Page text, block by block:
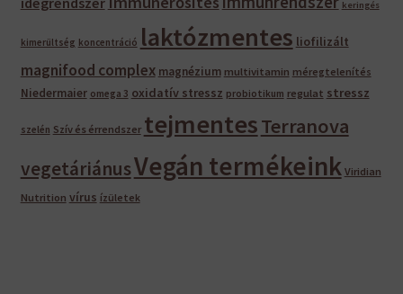
keringés
kimerültség koncentráció laktózmentes liofilizált
magnifood complex magnézium multivitamin méregtelenítés
Niedermaier omega 3 oxidatív stressz probiotikum regulat stressz
szelén Szív és érrendszer tejmentesTerranova
vegetáriánusVegán termékeink Viridian
Nutrition vírus ízületek